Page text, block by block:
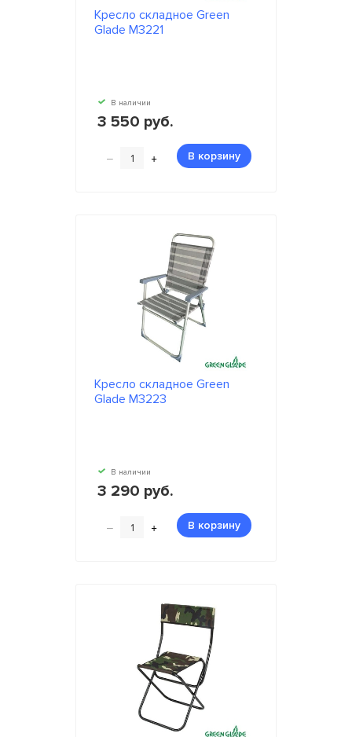
Кресло складное Green
Glade M3221
В наличии
3 550 руб.
– + В корзину
Кресло складное Green
Glade M3223
В наличии
3 290 руб.
– + В корзину